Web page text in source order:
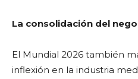
La consolidación del
El Mundial 2026 también
inflexión en la industria